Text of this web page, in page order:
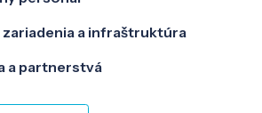
a infraštruktúra
a partnerstvá